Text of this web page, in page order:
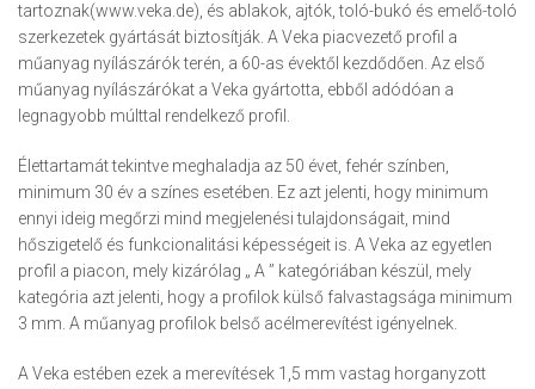
tartoznak(www.veka.de), és ablakok, ajtók, toló-bukó és emelő-toló
szerkezetek gyártását biztosítják. A Veka piacvezető profil a
műanyag nyílászárók terén, a 60-as évektől kezdődően. Az első
műanyag nyílászárókat a Veka gyártotta, ebből adódóan a
legnagyobb múlttal rendelkező profil.
Élettartamát tekintve meghaladja az 50 évet, fehér színben,
minimum 30 év a színes esetében. Ez azt jelenti, hogy minimum
ennyi ideig megőrzi mind megjelenési tulajdonságait, mind
hőszigetelő és funkcionalitási képességeit is. A Veka az egyetlen
profil a piacon, mely kizárólag „ A ’’ kategóriában készül, mely
kategória azt jelenti, hogy a profilok külső falvastagsága minimum
3 mm. A műanyag profilok belső acélmerevítést igényelnek.
A Veka estében ezek a merevítések 1,5 mm vastag horganyzott